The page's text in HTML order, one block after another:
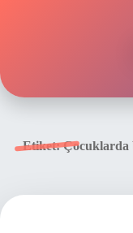
Etiket:Çocuklarda